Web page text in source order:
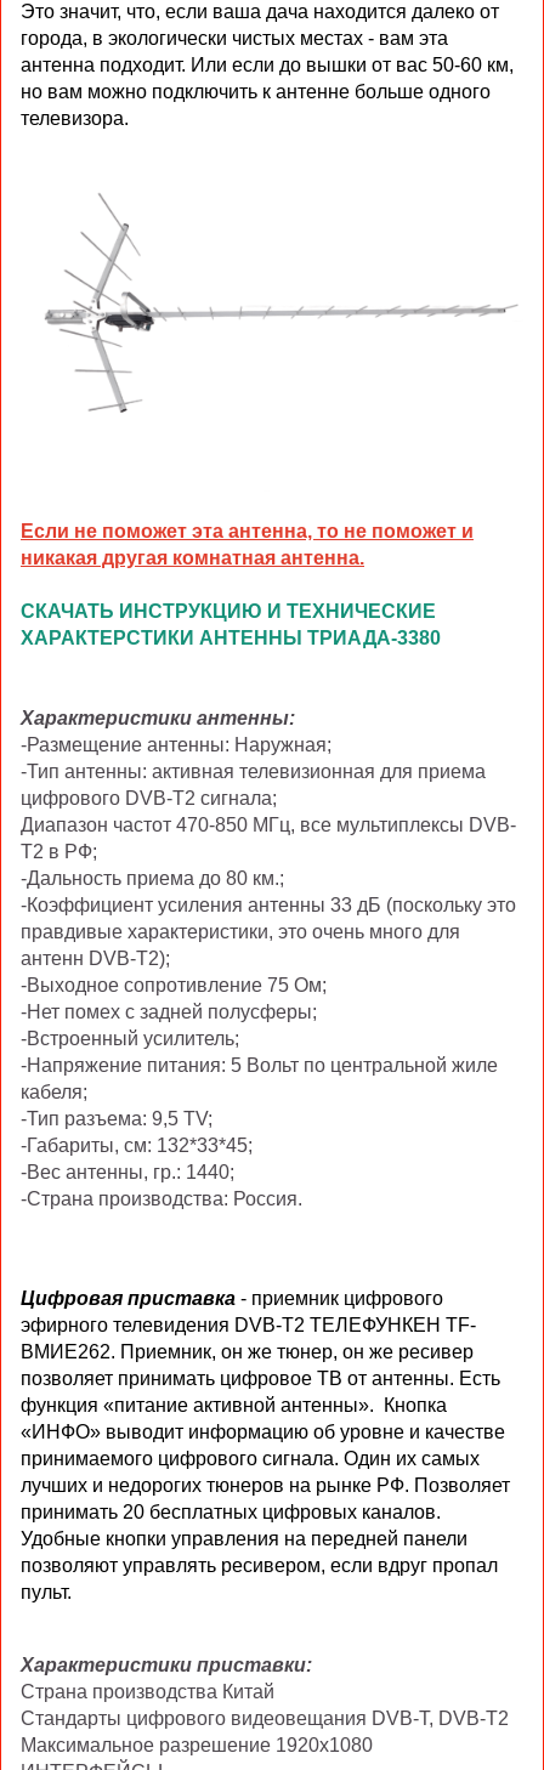
Это значит, что, если ваша дача находится далеко от
города, в экологически чистых местах - вам эта
антенна подходит. Или если до вышки от вас 50-60 км,
но вам можно подключить к антенне больше одного
телевизора.
Если не поможет эта антенна, то не поможет и
никакая другая комнатная антенна.
СКАЧАТЬ ИНСТРУКЦИЮ И ТЕХНИЧЕСКИЕ
ХАРАКТЕРСТИКИ АНТЕННЫ ТРИАДА-3380
Характеристики антенны:
-Размещение антенны: Наружная;
-Тип антенны: активная телевизионная для приема
цифрового DVB-T2 сигнала;
Диапазон частот 470-850 МГц, все мультиплексы DVB-
T2 в РФ;
-Дальность приема до 80 км.;
-Коэффициент усиления антенны 33 дБ (поскольку это
правдивые характеристики, это очень много для
антенн DVB-T2);
-Выходное сопротивление 75 Ом;
-Нет помех с задней полусферы;
-Встроенный усилитель;
-Напряжение питания: 5 Вольт по центральной жиле
кабеля;
-Тип разъема: 9,5 TV;
-Габариты, см: 132*33*45;
-Вес антенны, гр.: 1440;
-Страна производства: Россия.
Цифровая приставка - приемник цифрового
эфирного телевидения DVB-T2 ТЕЛЕФУНКЕН TF-
ВМИЕ262. Приемник, он же тюнер, он же ресивер
позволяет принимать цифровое ТВ от антенны. Есть
функция «питание активной антенны». Кнопка
«ИНФО» выводит информацию об уровне и качестве
принимаемого цифрового сигнала. Один их самых
лучших и недорогих тюнеров на рынке РФ. Позволяет
принимать 20 бесплатных цифровых каналов.
Удобные кнопки управления на передней панели
позволяют управлять ресивером, если вдруг пропал
пульт.
Характеристики приставки:
Страна производства Китай
Стандарты цифрового видеовещания DVB-T, DVB-T2
Максимальное разрешение 1920x1080